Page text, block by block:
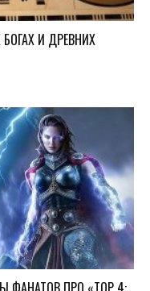
И ДРЕВНИХ